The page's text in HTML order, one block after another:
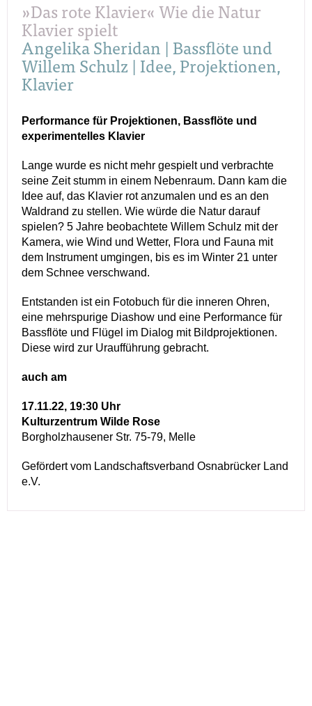
»Das rote Klavier« Wie die Natur
Klavier spielt
Angelika Sheridan | Bassflöte und
Willem Schulz | Idee, Projektionen,
Klavier
Performance für Projektionen, Bassflöte und
experimentelles Klavier
Lange wurde es nicht mehr gespielt und verbrachte
seine Zeit stumm in einem Nebenraum. Dann kam die
Idee auf, das Klavier rot anzumalen und es an den
Waldrand zu stellen. Wie würde die Natur darauf
spielen? 5 Jahre beobachtete Willem Schulz mit der
Kamera, wie Wind und Wetter, Flora und Fauna mit
dem Instrument umgingen, bis es im Winter 21 unter
dem Schnee verschwand.
Entstanden ist ein Fotobuch für die inneren Ohren,
eine mehrspurige Diashow und eine Performance für
Bassflöte und Flügel im Dialog mit Bildprojektionen.
Diese wird zur Uraufführung gebracht.
auch am
17.11.22, 19:30 Uhr
Kulturzentrum Wilde Rose
Borgholzhausener Str. 75-79, Melle
Gefördert vom Landschaftsverband Osnabrücker Land
e.V.